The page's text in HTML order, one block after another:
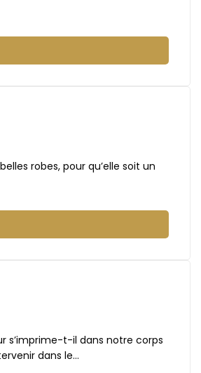
robes, pour qu’elle soit un
s’imprime-t-il dans notre corps
dans le…